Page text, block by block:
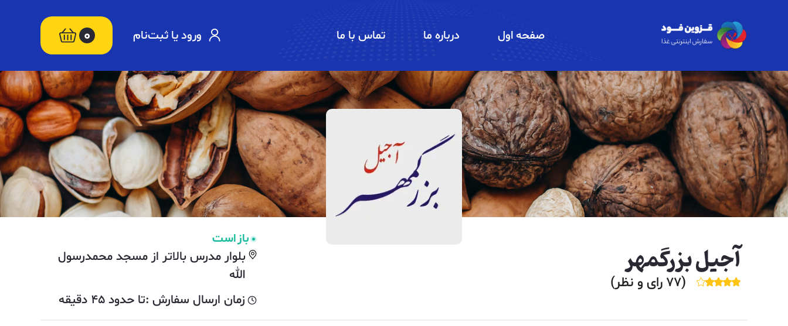
صفحه اول درباره ما تماس با ما ورود یا ثبت‌نام 0
آجیل بزرگمهر
(
77 رای و نظر)
باز است
بلوار مدرس بالاتر از مسجد محمدرسول
الله
زمان ارسال سفارش :تا حدود 45 دقیقه